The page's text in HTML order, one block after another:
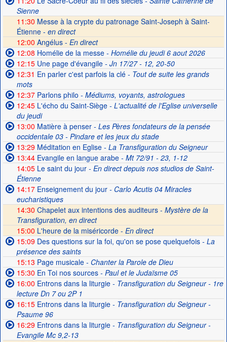
Sienne
11:30 Messe à la crypte du patronage Saint-Joseph à Saint-
Étienne - en direct
12:00 Angélus - En direct
12:08 Homélie de la messe- Homélie du jeudi 6 aout 2026
12:15Une page d'évangile- Jn 17/27 - 12, 20-50
12:31 En parler c'est parfois la clé- Tout de suite les grands
mots
12:37Parlons philo - Médiums, voyants, astrologues
12:45L'écho du Saint-Siège- L'actualité de l'Eglise universelle
du jeudi
13:00 Matière à penser- Les Pères fondateurs de la pensée
occidentale 03 - Pindare et les jeux du stade
13:29Méditation en Eglise- La Transfiguration du Seigneur
13:44Evangile en langue arabe- Mt 72/91 - 23, 1-12
14:05Le saint du jour- En direct depuis nos studios de Saint-
Étienne
14:17Enseignement du jour- Carlo Acutis 04 Miracles
eucharistiques
14:30 Chapelet aux intentions des auditeurs - Mystère de la
Transfiguration, en direct
15:00 L'heure de la miséricorde - En direct
15:09Des questions sur la foi, qu'on se pose quelquefois- La
présence des saints
15:13 Page musicale- Chanter la Parole de Dieu
15:30 En Toi nos sources- Paul et le Judaïsme 05
16:00 Entrons dans la liturgie- Transfiguration du Seigneur - 1re
lecture Dn 7 ou 2P 1
16:15Entrons dans la liturgie- Transfiguration du Seigneur -
Psaume 96
16:29Entrons dans la liturgie- Transfiguration du Seigneur -
Evangile Mc 9,2-13